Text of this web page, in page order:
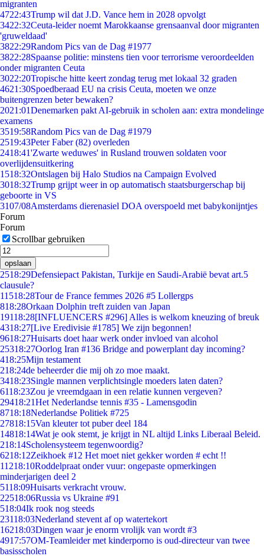
migranten
4722:43Trump wil dat J.D. Vance hem in 2028 opvolgt
3422:32Ceuta-leider noemt Marokkaanse grensaanval door migranten
'gruweldaad'
3822:29Random Pics van de Dag #1977
3822:28Spaanse politie: minstens tien voor terrorisme veroordeelden
onder migranten Ceuta
3022:20Tropische hitte keert zondag terug met lokaal 32 graden
4621:30Spoedberaad EU na crisis Ceuta, moeten we onze
buitengrenzen beter bewaken?
2021:01Denemarken pakt AI-gebruik in scholen aan: extra mondelinge
examens
3519:58Random Pics van de Dag #1979
2519:43Peter Faber (82) overleden
2418:41'Zwarte weduwes' in Rusland trouwen soldaten voor
overlijdensuitkering
1518:32Ontslagen bij Halo Studios na Campaign Evolved
3018:32Trump grijpt weer in op automatisch staatsburgerschap bij
geboorte in VS
3107/08Amsterdams dierenasiel DOA overspoeld met babykonijntjes
Forum
Forum
Scrollbar gebruiken
opslaan
2518:29Defensiepact Pakistan, Turkije en Saudi-Arabië bevat art.5
clausule?
11518:28Tour de France femmes 2026 #5 Lollergps
818:28Orkaan Dolphin treft zuiden van Japan
19118:28[INFLUENCERS #296] Alles is welkom kneuzing of breuk
4318:27[Live Eredivisie #1785] We zijn begonnen!
9618:27Huisarts doet haar werk onder invloed van alcohol
25318:27Oorlog Iran #136 Bridge and powerplant day incoming?
418:25Mijn testament
218:24de beheerder die mij oh zo moe maakt.
3418:23Single mannen verplichtsingle moeders laten daten?
6118:23Zou je vreemdgaan in een relatie kunnen vergeven?
29418:21Het Nederlandse tennis #35 - Lamensgodin
8718:18Nederlandse Politiek #725
27818:15Van kleuter tot puber deel 184
14818:14Wat je ook stemt, je krijgt in NL altijd Links Liberaal Beleid.
218:14Scholensysteem tegenwoordig?
6218:12Zeikhoek #12 Het moet niet gekker worden # echt !!
11218:10Roddelpraat onder vuur: ongepaste opmerkingen
minderjarigen deel 2
5118:09Huisarts verkracht vrouw.
22518:06Russia vs Ukraine #91
518:04Ik rook nog steeds
23118:03Nederland stevent af op watertekort
16218:03Dingen waar je enorm vrolijk van wordt #3
4917:57OM-Teamleider met kinderporno is oud-directeur van twee
basisscholen